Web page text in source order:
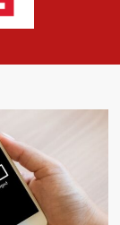
świat